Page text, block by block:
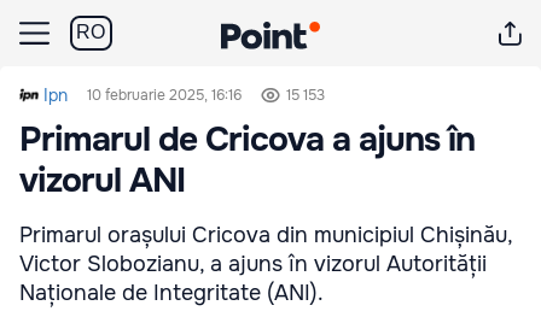
RO
Ipn 10 februarie 2025, 16:16 15 153
Primarul de Cricova a ajuns în
vizorul ANI
Primarul orașului Cricova din municipiul Chișinău,
Victor Slobozianu, a ajuns în vizorul Autorității
Naționale de Integritate (ANI).